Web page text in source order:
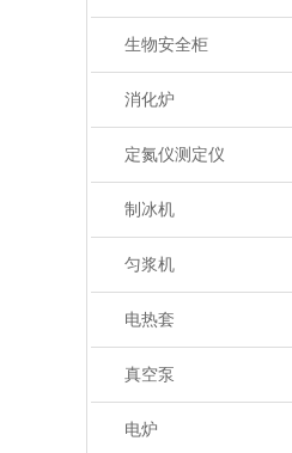
生物安全柜
消化炉
定氮仪测定仪
制冰机
匀浆机
电热套
真空泵
电炉